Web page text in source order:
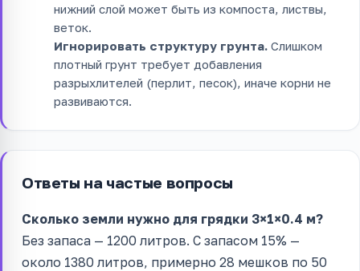
нижний слой может быть из компоста, листвы,
веток.
Игнорировать структуру грунта. Слишком
плотный грунт требует добавления
разрыхлителей (перлит, песок), иначе корни не
развиваются.
Ответы на частые вопросы
Сколько земли нужно для грядки 3×1×0.4 м?
Без запаса — 1200 литров. С запасом 15% —
около 1380 литров, примерно 28 мешков по 50